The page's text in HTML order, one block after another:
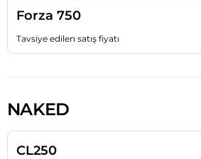
Forza 750
Tavsiye edilen satış fiyatı
NAKED
CL250